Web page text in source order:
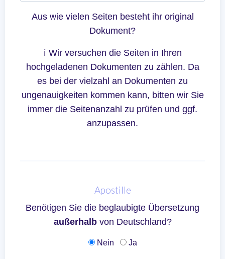
Aus wie vielen Seiten besteht ihr original
Dokument?
ℹ Wir versuchen die Seiten in Ihren
hochgeladenen Dokumenten zu zählen. Da
es bei der vielzahl an Dokumenten zu
ungenauigkeiten kommen kann, bitten wir Sie
immer die Seitenanzahl zu prüfen und ggf.
anzupassen.
Apostille
Benötigen Sie die beglaubigte Übersetzung
außerhalbvon Deutschland?
Nein Ja